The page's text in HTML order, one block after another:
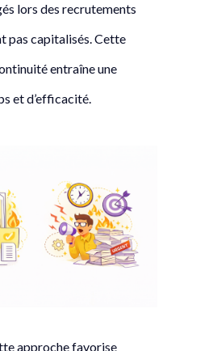
lors des recrutements
pas capitalisés. Cette
entraîne une
et d’efficacité.
approche favorise